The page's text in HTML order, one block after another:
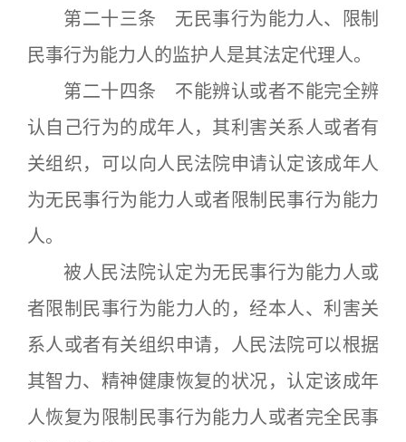
第二十三条 无民事行为能力人、限制
民事行为能力人的监护人是其法定代理人。
第二十四条 不能辨认或者不能完全辨
认自己行为的成年人，其利害关系人或者有
关组织，可以向人民法院申请认定该成年人
为无民事行为能力人或者限制民事行为能力
人。
被人民法院认定为无民事行为能力人或
者限制民事行为能力人的，经本人、利害关
系人或者有关组织申请，人民法院可以根据
其智力、精神健康恢复的状况，认定该成年
人恢复为限制民事行为能力人或者完全民事